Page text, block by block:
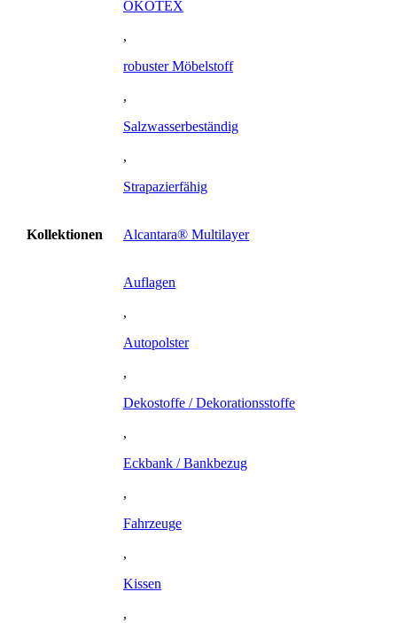
ÖKOTEX
,
robuster Möbelstoff
,
Salzwasserbeständig
,
Strapazierfähig
Kollektionen Alcantara® Multilayer
Auflagen
,
Autopolster
,
Dekostoffe / Dekorationsstoffe
,
Eckbank / Bankbezug
,
Fahrzeuge
,
Kissen
,